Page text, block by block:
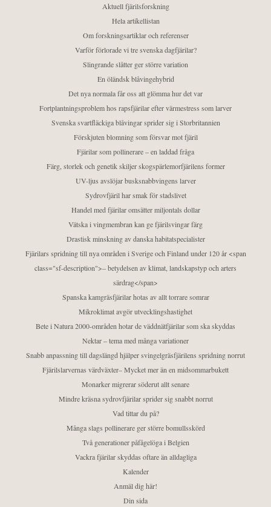
Aktuell fjärilsforskning
Hela artikellistan
Om forskningsartiklar och referenser
Varför förlorade vi tre svenska dagfjärilar?
Slingrande slåtter ger större variation
En öländsk blåvingehybrid
Det nya normala får oss att glömma hur det var
Fortplantningsproblem hos rapsfjärilar efter värmestress som larver
Svenska svartfläckiga blåvingar sprider sig i Storbritannien
Förskjuten blomning som försvar mot fjäril
Fjärilar som pollinerare – en laddad fråga
Färg, storlek och genetik skiljer skogspärlemorfjärilens former
UV-ljus avslöjar busksnabbvingens larver
Sydrovfjäril har smak för stadslivet
Handel med fjärilar omsätter miljontals dollar
Vätska i vingmembran kan ge fjärilsvingar färg
Drastisk minskning av danska habitatspecialister
Fjärilars spridning till nya områden i Sverige och Finland under 120 år <span
class="sf-description">– betydelsen av klimat, landskapstyp och arters
särdrag</span>
Spanska kamgräsfjärilar hotas av allt torrare somrar
Mikroklimat avgör utvecklingshastighet
Bete i Natura 2000-områden hotar de väddnätfjärilar som ska skyddas
Nektar – tema med många variationer
Snabb anpassning till dagslängd hjälper svingelgräsfjärilens spridning norrut
Fjärilslarvernas värdväxter– Mycket mer än en midsommarbukett
Monarker migrerar söderut allt senare
Mindre kräsna sydrovfjärilar sprider sig snabbt norrut
Vad tittar du på?
Många slags pollinerare ger större bomullsskörd
Två generationer påfågelöga i Belgien
Vackra fjärilar skyddas oftare än alldagliga
Kalender
Anmäl dig här!
Din sida